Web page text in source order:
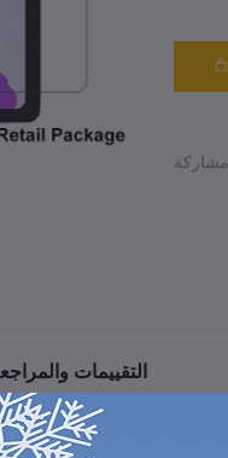
مشاركة
التقييمات